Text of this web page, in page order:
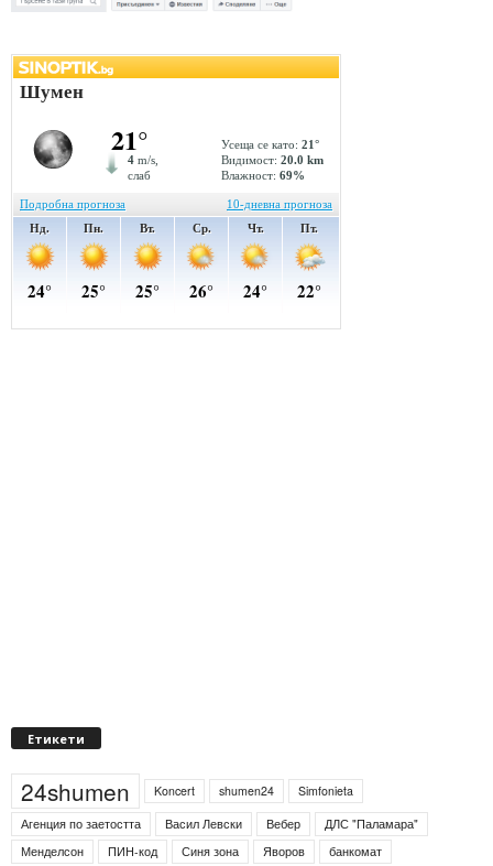
Етикети
24shumen Koncert shumen24
Simfonieta
Агенция по заетостта
Васил Левски Вебер
ДЛС "Паламара"
Менделсон
ПИН-код Синя зона Яворов
банкомат